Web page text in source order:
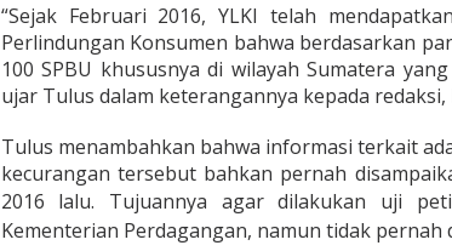
n
,
Y
L
K
D
e
s
k
“Sejak Februari 2016, YLKI telah
Perlindungan Konsumen bahwa berdasarkan
100 SPBU khususnya di wilayah Sumatera
ujar Tulus dalam keterangannya kepada redaksi,
Tulus menambahkan bahwa informasi terkait
kecurangan tersebut bahkan pernah
2016 lalu. Tujuannya agar dilakukan uji
Kementerian Perdagangan, namun tidak